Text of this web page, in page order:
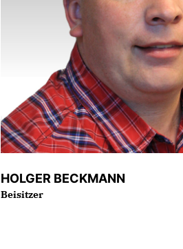
HOLGER BECKMANN
Beisitzer